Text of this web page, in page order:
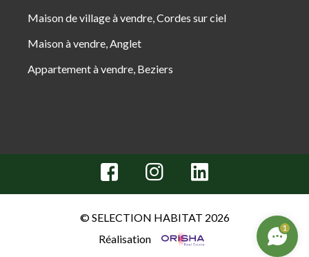
Maison de village à vendre, Cordes sur ciel
Maison à vendre, Anglet
Appartement à vendre, Beziers
© SELECTION HABITAT 2026
Réalisation
1